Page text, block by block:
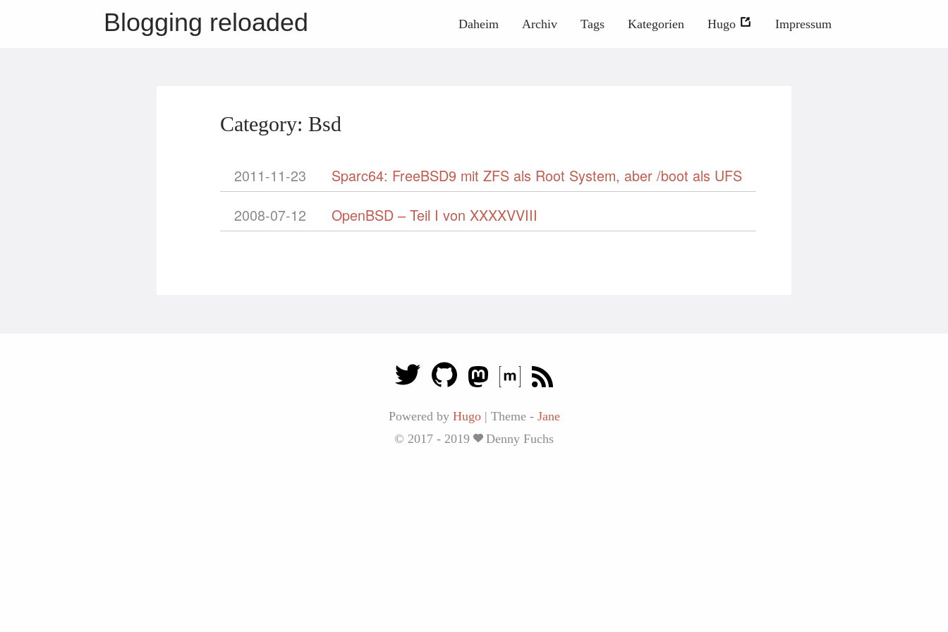
Blogging reloaded Daheim Archiv Tags Kategorien Hugo Impressum
Category: Bsd
2011-11-23
Sparc64: FreeBSD9 mit ZFS als Root System, aber /boot als UFS
2008-07-12
OpenBSD – Teil I von XXXXVVIII
Powered by Hugo | Theme - Jane
© 2017 - 2019
Denny Fuchs